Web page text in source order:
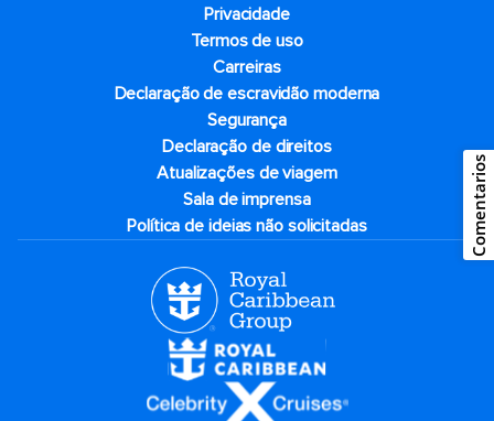
Privacidade
Termos de uso
Carreiras
Declaração de escravidão moderna
Segurança
Declaração de direitos
Atualizações de viagem
Sala de imprensa
Política de ideias não solicitadas
Comentarios